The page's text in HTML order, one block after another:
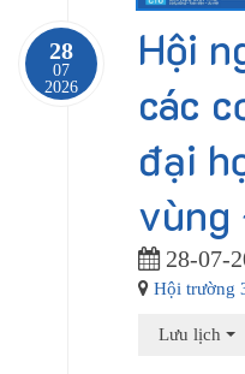
28
07
2026
Hội
các
đại
vùng
28-07-
Hội trường
Lưu lịch